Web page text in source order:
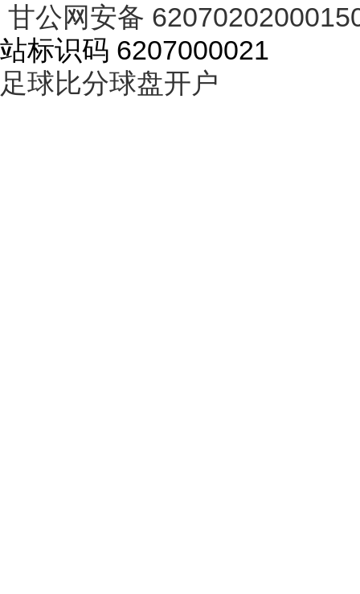
张掖：锚定农业强市目标 奋力谱写现代农业新篇章
甘公网安备
站标识码 6207000021
足球比分球盘开户